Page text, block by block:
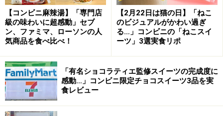
紀州産南高梅を練りこんだチップスです。
うに見えますが、海老は入っていません。また、ピンク
色から、梅の酸味が強いように感じますが、それほど酸
味は強くなく、さわやかな酸味に仕上がっています。
【コンビニ麻辣湯】「専門店
級の味わいに超感動」セブ
ン、ファミマ、ローソンの人
気商品を食べ比べ！
【2月22日は猫の日】「ねこ
のビジュアルがかわい過ぎ
る…」コンビニの「ねこスイ
ーツ」3選実食リポ
「有名ショコラティエ監修スイーツの完成度に
感動…」コンビニ限定チョコスイーツ3品を実
食レビュー